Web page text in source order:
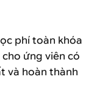
phí toàn khóa
ứng viên có
và hoàn thành